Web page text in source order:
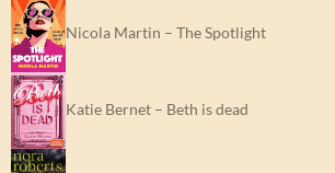
Nicola Martin – The Spotlight
Katie Bernet – Beth is dead